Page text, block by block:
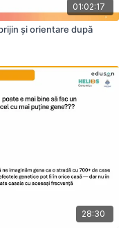
01:02:17
și orientare după
28:30